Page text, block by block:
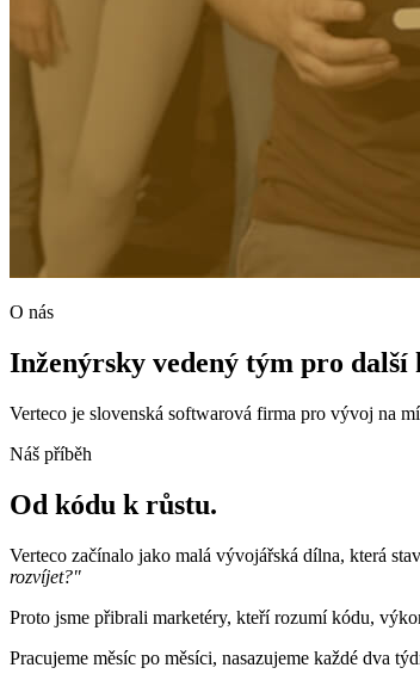
O nás
Inženýrsky vedený tým pro další
Verteco je slovenská softwarová firma pro vývoj na
Náš příběh
Od kódu k růstu.
Verteco začínalo jako malá vývojářská dílna, která
rozvíjet?"
Proto jsme přibrali marketéry, kteří rozumí kódu,
Pracujeme měsíc po měsíci, nasazujeme každé dva